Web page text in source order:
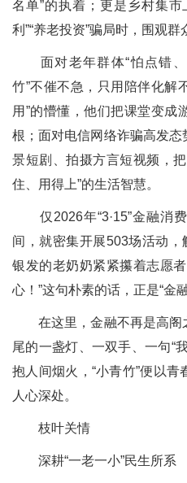
名单”的执着；更是乡村集
利”“养老投资”骗局时，围观群
面对老年群体“怕点错、
竹”不催不急，只用陪伴化解
用”的懵懂，他们把课堂变成
根；面对电信网络诈骗高发
景短剧、拍摄方言短视频，
住、用得上”的生活智慧。
仅2026年“3·15”金融消
间，就密集开展503场活动
银发的老奶奶紧紧攥着志愿
心！”这句朴素的话，正是“金
在这里，金融不再是高阁
尾的一盏灯、一双手、一句“
抱人间烟火，“小青竹”便以
人心深处。
枝叶关情
深耕“一老一小”民生所系